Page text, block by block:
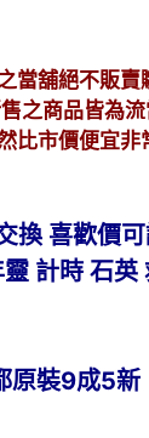
當舖絕不販賣
之商品皆為
比市價便宜非
換 喜歡價
計時 石英
原裝9成5新